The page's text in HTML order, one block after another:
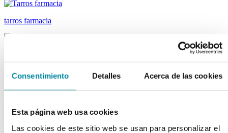
Consentimiento Detalles Acerca de las cookies
Esta página web usa cookies
Las cookies de este sitio web se usan para personalizar el
tarros farmacia
tubos
descargar el catálogo de Material Laboratorio
Capsuladores
Material de laboratorio